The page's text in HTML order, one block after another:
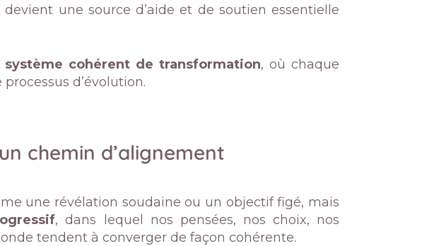
devient une source d’aide et de soutien essentielle
système cohérent de transformation, où chaque
d’évolution.
chemin d’alignement
une révélation soudaine ou un objectif figé, mais
, dans lequel nos pensées, nos choix, nos
tendent à converger de façon cohérente.